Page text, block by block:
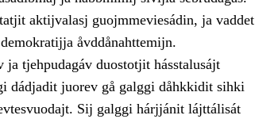
aktijvalasj guojmmeviesádin, ja vaddet
åvddånahttemijn.
tjehpudagáv duostotjit hásstalusájt
dádjadit juorev gå galggi dåhkkidit sihki
Sij galggi hárjjánit lájttálisát